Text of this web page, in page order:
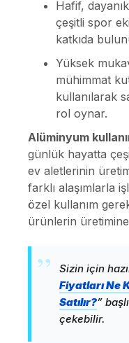
Hafif,
çeşitli spor
katkıda
Yüksek
mühimmat
kullanılarak
rol oynar.
Alüminyum
günlük hayatta
ev aletlerinin
farklı alaşımlarla
özel kullanım
ürünlerin
Sizin için
Fiyatları Ne
Satılır?”
çekebilir.